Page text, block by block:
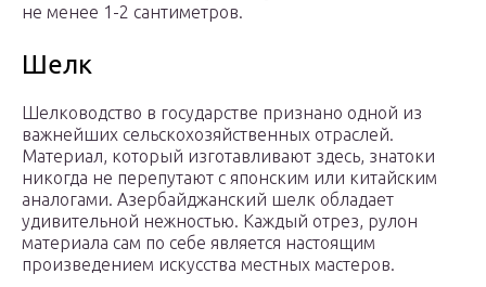
не менее 1-2 сантиметров.
Шелк
Шелководство в государстве признано одной из
важнейших сельскохозяйственных отраслей.
Материал, который изготавливают здесь, знатоки
никогда не перепутают с японским или китайским
аналогами. Азербайджанский шелк обладает
удивительной нежностью. Каждый отрез, рулон
материала сам по себе является настоящим
произведением искусства местных мастеров.